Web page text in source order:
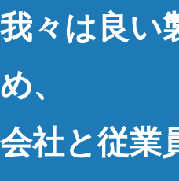
我々は良い
め、
会社と従業